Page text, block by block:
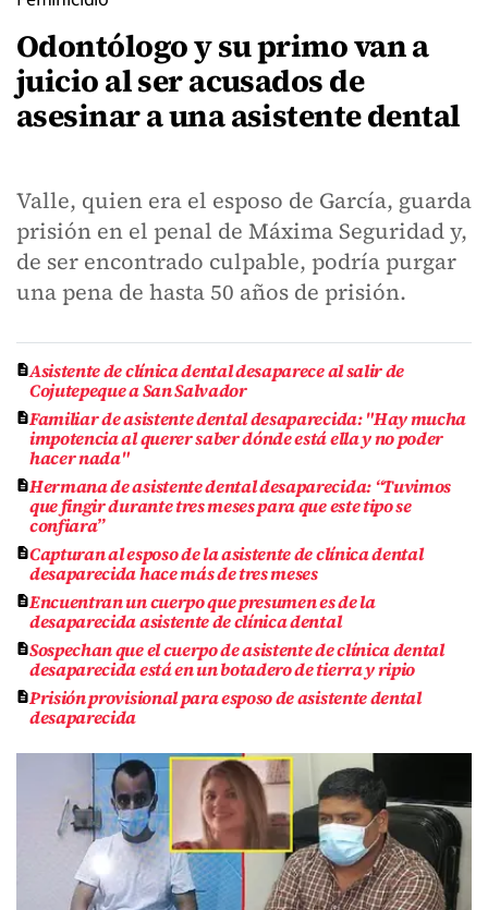
Odontólogo y su primo van a
juicio al ser acusados de
asesinar a una asistente dental
Valle, quien era el esposo de García, guarda
prisión en el penal de Máxima Seguridad y,
de ser encontrado culpable, podría purgar
una pena de hasta 50 años de prisión.
Asistente de clínica dental desaparece al salir de
Cojutepeque a San Salvador
Familiar de asistente dental desaparecida: "Hay mucha
impotencia al querer saber dónde está ella y no poder
hacer nada"
Hermana de asistente dental desaparecida: “Tuvimos
que fingir durante tres meses para que este tipo se
confiara”
Capturan al esposo de la asistente de clínica dental
desaparecida hace más de tres meses
Encuentran un cuerpo que presumen es de la
desaparecida asistente de clínica dental
Sospechan que el cuerpo de asistente de clínica dental
desaparecida está en un botadero de tierra y ripio
Prisión provisional para esposo de asistente dental
desaparecida